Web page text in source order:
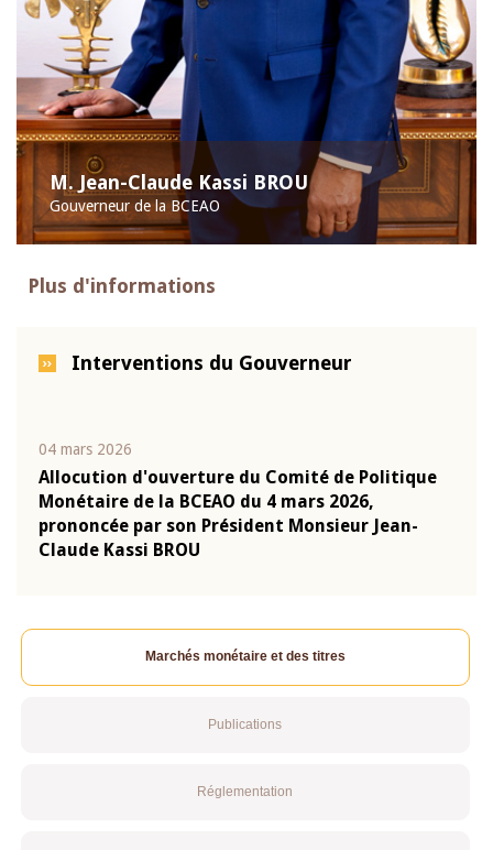
M. Jean-Claude Kassi BROU
Gouverneur de la BCEAO
Plus d'informations
Interventions du Gouverneur
04 mars 2026
Allocution d'ouverture du Comité de Politique
Monétaire de la BCEAO du 4 mars 2026,
prononcée par son Président Monsieur Jean-
Claude Kassi BROU
Marchés monétaire et des titres
Publications
Réglementation